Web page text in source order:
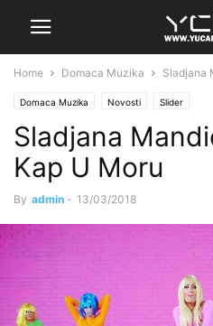
Home Domaca Muzika Sladjana
Domaca Muzika Novosti Slider
Sladjana
Kap U Moru
By admin - 13/03/2018